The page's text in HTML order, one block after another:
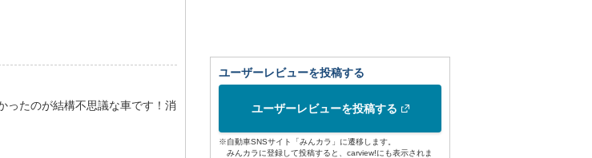
ったのが結構不思議な車です！消
ユーザーレビューを投稿する
ユーザーレビューを投稿する
※自動車SNSサイト「みんカラ」に遷移します。
みんカラに登録して投稿すると、carview!にも表示されま